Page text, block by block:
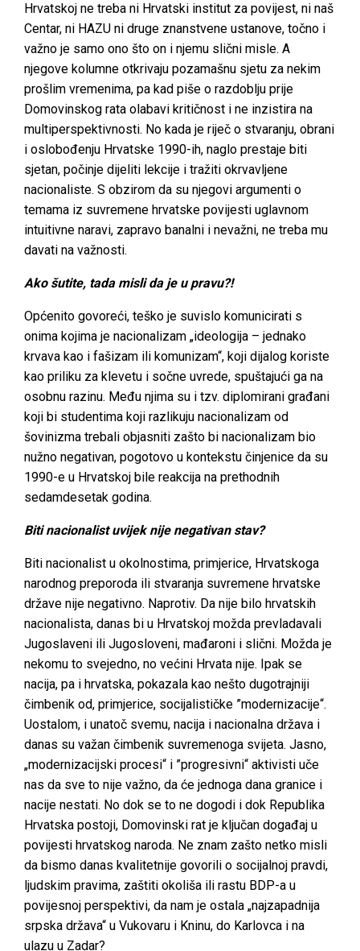
Hrvatskoj ne treba ni Hrvatski institut za povijest, ni naš
Centar, ni HAZU ni druge znanstvene ustanove, točno i
važno je samo ono što on i njemu slični misle. A
njegove kolumne otkrivaju pozamašnu sjetu za nekim
prošlim vremenima, pa kad piše o razdoblju prije
Domovinskog rata olabavi kritičnost i ne inzistira na
multiperspektivnosti. No kada je riječ o stvaranju, obrani
i oslobođenju Hrvatske 1990-ih, naglo prestaje biti
sjetan, počinje dijeliti lekcije i tražiti okrvavljene
nacionaliste. S obzirom da su njegovi argumenti o
temama iz suvremene hrvatske povijesti uglavnom
intuitivne naravi, zapravo banalni i nevažni, ne treba mu
davati na važnosti.
Ako šutite, tada misli da je u pravu?!
Općenito govoreći, teško je suvislo komunicirati s
onima kojima je nacionalizam „ideologija – jednako
krvava kao i fašizam ili komunizam“, koji dijalog koriste
kao priliku za klevetu i sočne uvrede, spuštajući ga na
osobnu razinu. Među njima su i tzv. diplomirani građani
koji bi studentima koji razlikuju nacionalizam od
šovinizma trebali objasniti zašto bi nacionalizam bio
nužno negativan, pogotovo u kontekstu činjenice da su
1990-e u Hrvatskoj bile reakcija na prethodnih
sedamdesetak godina.
Biti nacionalist uvijek nije negativan stav?
Biti nacionalist u okolnostima, primjerice, Hrvatskoga
narodnog preporoda ili stvaranja suvremene hrvatske
države nije negativno. Naprotiv. Da nije bilo hrvatskih
nacionalista, danas bi u Hrvatskoj možda prevladavali
Jugoslaveni ili Jugosloveni, mađaroni i slični. Možda je
nekomu to svejedno, no većini Hrvata nije. Ipak se
nacija, pa i hrvatska, pokazala kao nešto dugotrajniji
čimbenik od, primjerice, socijalističke ”modernizacije“.
Uostalom, i unatoč svemu, nacija i nacionalna država i
danas su važan čimbenik suvremenoga svijeta. Jasno,
„modernizacijski procesi“ i ”progresivni“ aktivisti uče
nas da sve to nije važno, da će jednoga dana granice i
nacije nestati. No dok se to ne dogodi i dok Republika
Hrvatska postoji, Domovinski rat je ključan događaj u
povijesti hrvatskog naroda. Ne znam zašto netko misli
da bismo danas kvalitetnije govorili o socijalnoj pravdi,
ljudskim pravima, zaštiti okoliša ili rastu BDP-a u
povijesnoj perspektivi, da nam je ostala „najzapadnija
srpska država“ u Vukovaru i Kninu, do Karlovca i na
ulazu u Zadar?